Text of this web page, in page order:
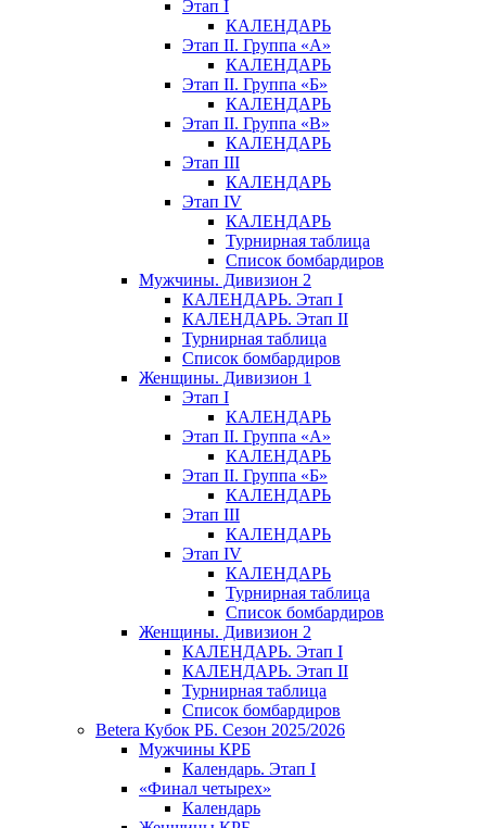
Этап I
КАЛЕНДАРЬ
Этап II. Группа «А»
КАЛЕНДАРЬ
Этап II. Группа «Б»
КАЛЕНДАРЬ
Этап II. Группа «В»
КАЛЕНДАРЬ
Этап III
КАЛЕНДАРЬ
Этап IV
КАЛЕНДАРЬ
Турнирная таблица
Список бомбардиров
Мужчины. Дивизион 2
КАЛЕНДАРЬ. Этап I
КАЛЕНДАРЬ. Этап II
Турнирная таблица
Список бомбардиров
Женщины. Дивизион 1
Этап I
КАЛЕНДАРЬ
Этап II. Группа «А»
КАЛЕНДАРЬ
Этап II. Группа «Б»
КАЛЕНДАРЬ
Этап III
КАЛЕНДАРЬ
Этап IV
КАЛЕНДАРЬ
Турнирная таблица
Список бомбардиров
Женщины. Дивизион 2
КАЛЕНДАРЬ. Этап I
КАЛЕНДАРЬ. Этап II
Турнирная таблица
Список бомбардиров
Betera Кубок РБ. Сезон 2025/2026
Мужчины КРБ
Календарь. Этап I
«Финал четырех»
Календарь